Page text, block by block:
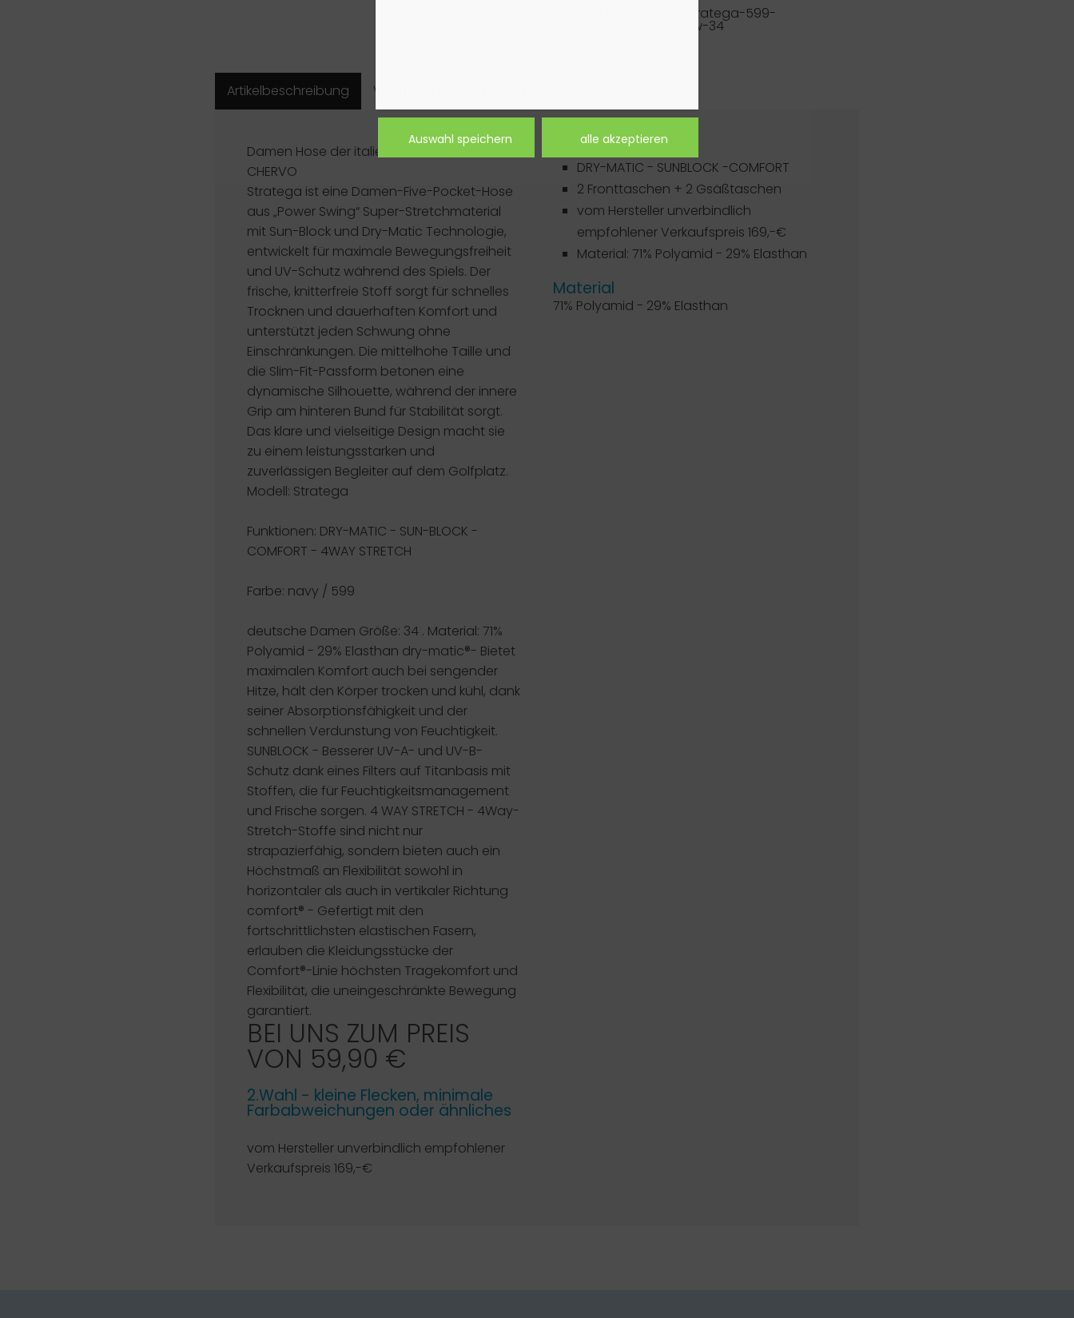
stratega-599-
2w-34
Artikelbeschreibung Verfügbarkeit
Damen Hose der italienischen Golfmarke
CHERVO
Stratega ist eine Damen-Five-Pocket-Hose
aus „Power Swing“ Super-Stretchmaterial
mit Sun-Block und Dry-Matic Technologie,
entwickelt für maximale Bewegungsfreiheit
und UV-Schutz während des Spiels. Der
frische, knitterfreie Stoff sorgt für schnelles
Trocknen und dauerhaften Komfort und
unterstützt jeden Schwung ohne
Einschränkungen. Die mittelhohe Taille und
die Slim-Fit-Passform betonen eine
dynamische Silhouette, während der innere
Grip am hinteren Bund für Stabilität sorgt.
Das klare und vielseitige Design macht sie
zu einem leistungsstarken und
zuverlässigen Begleiter auf dem Golfplatz.
Modell: Stratega
Funktionen: DRY-MATIC - SUN-BLOCK -
COMFORT - 4WAY STRETCH
Farbe: navy / 599
deutsche Damen Größe: 34 . Material: 71%
Polyamid - 29% Elasthan dry-matic®- Bietet
maximalen Komfort auch bei sengender
Hitze, hält den Körper trocken und kühl, dank
seiner Absorptionsfähigkeit und der
schnellen Verdunstung von Feuchtigkeit.
SUNBLOCK - Besserer UV-A- und UV-B-
Schutz dank eines Filters auf Titanbasis mit
Stoffen, die für Feuchtigkeitsmanagement
und Frische sorgen. 4 WAY STRETCH - 4Way-
Stretch-Stoffe sind nicht nur
strapazierfähig, sondern bieten auch ein
Höchstmaß an Flexibilität sowohl in
horizontaler als auch in vertikaler Richtung
comfort® - Gefertigt mit den
fortschrittlichsten elastischen Fasern,
erlauben die Kleidungsstücke der
Comfort®-Linie höchsten Tragekomfort und
Flexibilität, die uneingeschränkte Bewegung
garantiert.
BEI UNS ZUM PREIS
VON 59,90 €
2.Wahl - kleine Flecken, minimale
Farbabweichungen oder ähnliches
vom Hersteller unverbindlich empfohlener
Verkaufspreis 169,-€
Artikeldetails
DRY-MATIC - SUNBLOCK -COMFORT
2 Fronttaschen + 2 Gsäßtaschen
vom Hersteller unverbindlich
empfohlener Verkaufspreis 169,-€
Material: 71% Polyamid - 29% Elasthan
Material
71% Polyamid - 29% Elasthan